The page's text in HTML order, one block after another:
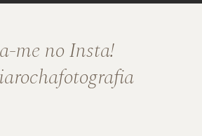
me no Insta!